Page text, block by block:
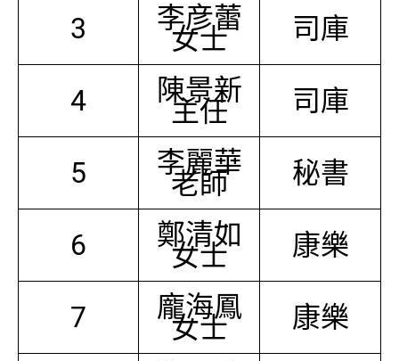
3 李彦蕾
女士 司庫
4 陳景新
主任 司庫
5 李麗華
老師 秘書
6 鄭清如
女士 康樂
7 龐海鳳
女士 康樂